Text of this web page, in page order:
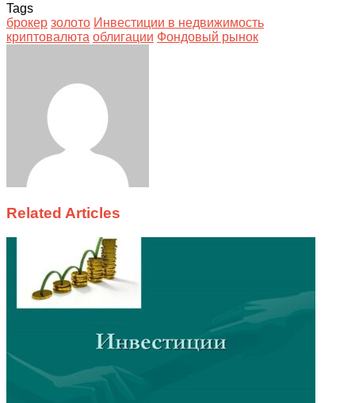
Tags
брокер золото Инвестиции в недвижимость
криптовалюта облигации Фондовый рынок
Related Articles